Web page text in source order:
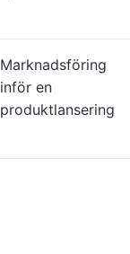
Marknadsföring
inför en
produktlansering